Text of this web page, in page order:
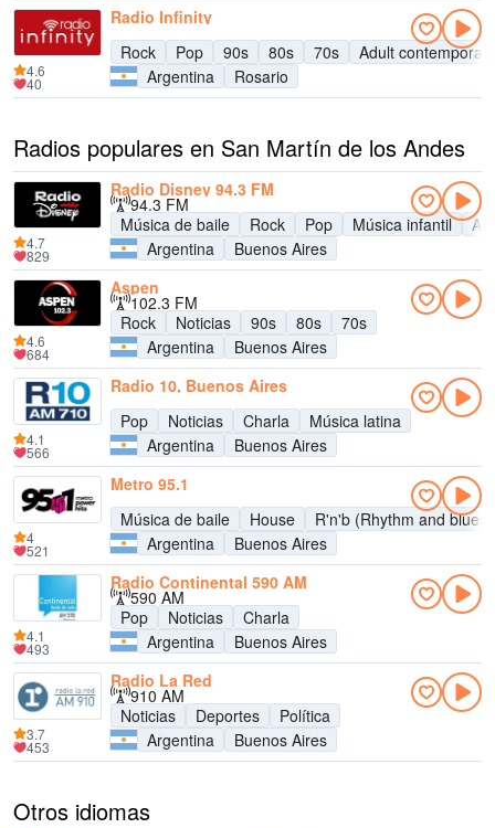
Radio Infinity
Rock
Pop 90s 80s 70s
Adult contemporary
Argentina
Rosario
4.6
40
Radios populares en San Martín de los Andes
Radio Disney 94.3 FM
94.3 FM
Música de baile
Rock Pop Música infantil
Argentina
Buenos Aires
4.7
829
Aspen
102.3 FM
Rock
Noticias 90s 80s
70s
Argentina
Buenos Aires
4.6
684
Radio 10, Buenos Aires
Pop
Noticias Charla
Música latina
Argentina
Buenos Aires
4.1
566
Metro 95.1
Música de baile
House
R'n'b (Rhythm and blues)
Argentina
Buenos Aires
4
521
Radio Continental 590 AM
590 AM
Pop
Noticias
Charla
Argentina
Buenos Aires
4.1
493
Radio La Red
910 AM
Noticias
Deportes
Política
Argentina
Buenos Aires
3.7
453
Otros idiomas